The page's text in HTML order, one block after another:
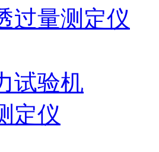
过量测定仪
试验机
定仪